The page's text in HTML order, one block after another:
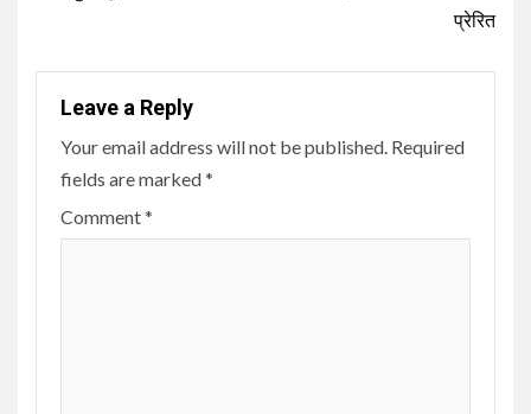
प्रेरित
Leave a Reply
Your email address will not be published. Required
fields are marked*
Comment*